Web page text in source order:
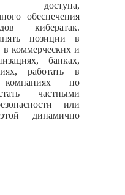
доступа,
обеспечения
кибератак.
позиции в
в коммерческих и
банках,
работать в
компаниях по
частными
или
динамично